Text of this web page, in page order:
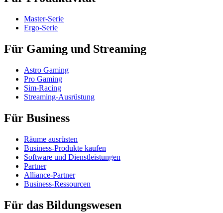
Master-Serie
Ergo-Serie
Für Gaming und Streaming
Astro Gaming
Pro Gaming
Sim-Racing
Streaming-Ausrüstung
Für Business
Räume ausrüsten
Business-Produkte kaufen
Software und Dienstleistungen
Partner
Alliance-Partner
Business-Ressourcen
Für das Bildungswesen